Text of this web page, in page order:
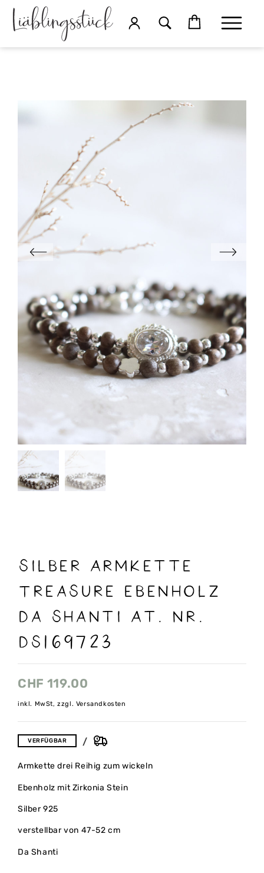
Silber Armkette
Treasure Ebenholz
Da Shanti At. Nr.
DS169723
CHF 119.00
inkl. MwSt, zzgl. Versandkosten
VERFÜGBAR
Armkette drei Reihig zum wickeln
Ebenholz mit Zirkonia Stein
Silber 925
verstellbar von 47-52 cm
Da Shanti